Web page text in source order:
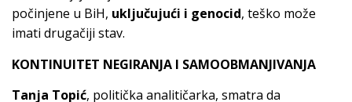
počinjene u BiH, uključujući i genocid, teško može
imati drugačiji stav.
KONTINUITET NEGIRANJA I SAMOOBMANJIVANJA
Tanja Topić, politička analitičarka, smatra da